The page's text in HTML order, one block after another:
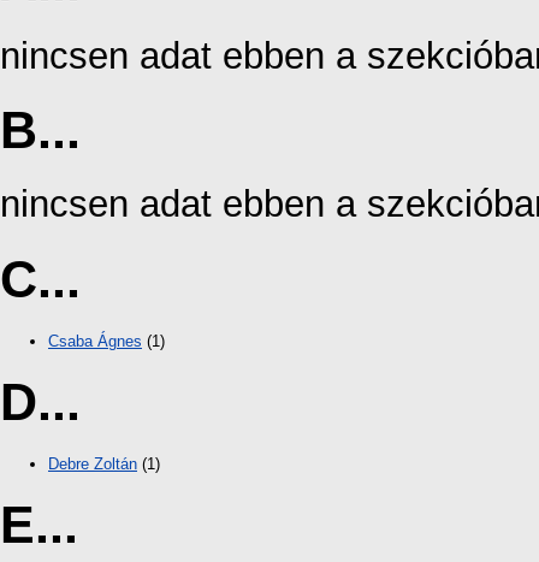
nincsen adat ebben a
B...
nincsen adat ebben a
C...
Csaba Ágnes (1)
D...
Debre Zoltán (1)
E...